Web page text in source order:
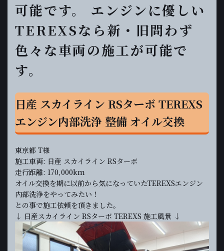
可能です。 エンジンに優しい
TEREXSなら新・旧問わず
色々な車両の施工が可能で
す。
日産 スカイライン RSターボ TEREXS
エンジン内部洗浄 整備 オイル交換
東京都 T様
施工車両: 日産 スカイライン RSターボ
走行距離: 170,000km
オイル交換を期に以前から気になっていたTEREXSエンジン
内部洗浄をやってみたい！
との事で施工依頼を頂きました。
↓ 日産スカイライン RSターボ TEREXS 施工風景 ↓